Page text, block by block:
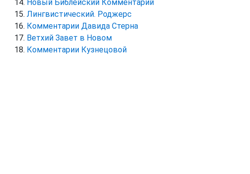
Новый Библейский Комментарий
Лингвистический. Роджерс
Комментарии Давида Стерна
Ветхий Завет в Новом
Комментарии Кузнецовой